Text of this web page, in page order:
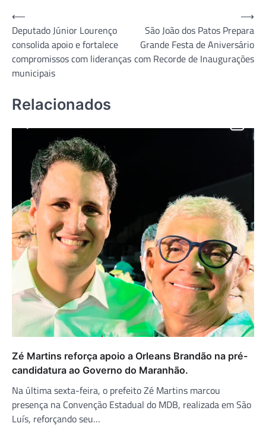
Navegação
de
Post
⟵
Deputado Júnior Lourenço
consolida apoio e fortalece
compromissos com lideranças
municipais
São João dos Patos Prepara
Grande Festa de Aniversário
com Recorde de Inaugurações
⟶
Relacionados
Zé Martins reforça apoio a Orleans Brandão na pré-
candidatura ao Governo do Maranhão.
Na última sexta-feira, o prefeito Zé Martins marcou
presença na Convenção Estadual do MDB, realizada em São
Luís, reforçando seu…